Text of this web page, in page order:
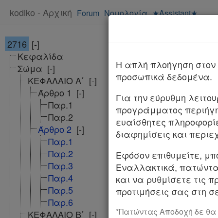
kodiko - Αρχική Forum Νομολογία ★Assistant★
2716 [-]
Κεφαλίδα
Σώμα [-]
ΚΕΦΑΛΑΙΟ Α΄ [-]
Άρθρο 1 [-]
Παρ.1
Παρ.2
Άρθρο 2 [-]
Παρ.1
Παρ.2
Παρ.3
Παρ.4
Παρ.5
Παρ.6
ΚΕΦΑΛΑΙΟ Β΄ [-]
ΦΕΚ
Ανάπτυξη και
Ο
Εκδίδομε τον
H απλή πλοήγηση
προσωπικά δεδομένα.
Για την εύρυθμη
προγράμματος
ευαίσθητες
διαφημίσεις και
Εφόσον επιθυμείτε,
Εναλλακτικά,
και να ρυθμίσετε τις
προτιμήσεις σας στη
*Πατώντας Αποδοχή δε